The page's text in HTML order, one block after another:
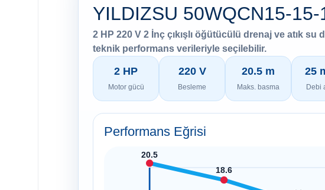
YILDIZSU 50WQCN15-15-
2 HP 220 V 2 İnç çıkışlı öğütücülü drenaj ve atık
teknik performans verileriyle seçilebilir.
2 HP
Motor gücü
220 V
Besleme
20.5 m
Maks. basma
25
Debi
Performans Eğrisi
20.5
18.6